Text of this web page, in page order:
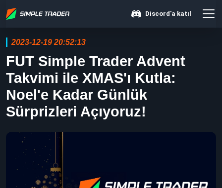
Discord'a katıl
2023-12-19 20:52:13
FUT Simple Trader Advent
Takvimi ile XMAS'ı Kutla:
Noel'e Kadar Günlük
Sürprizleri Açıyoruz!